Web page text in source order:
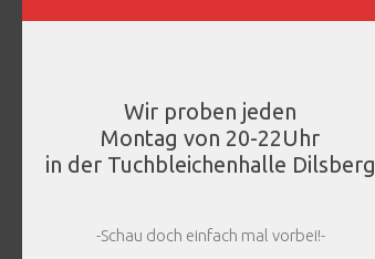
Wir proben jeden
Montag von 20-22Uhr
in der Tuchbleichenhalle Dilsberg
-Schau doch einfach mal vorbei!-